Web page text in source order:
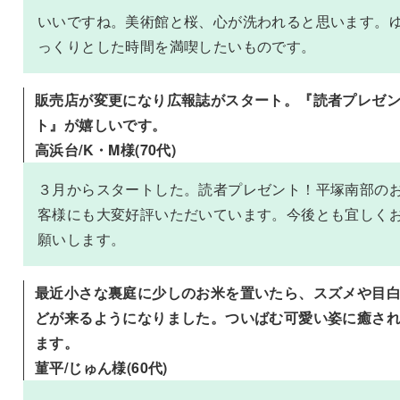
いいですね。美術館と桜、心が洗われると思います。
っくりとした時間を満喫したいものです。
販売店が変更になり広報誌がスタート。『読者プレゼン
ト』が嬉しいです。
高浜台/K・M様(70代)
３月からスタートした。読者プレゼント！平塚南部の
客様にも大変好評いただいています。今後とも宜しく
願いします。
最近小さな裏庭に少しのお米を置いたら、スズメや目
どが来るようになりました。ついばむ可愛い姿に癒さ
ます。
菫平/じゅん様(60代)